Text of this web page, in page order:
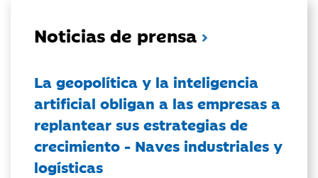
Noticias de prensa
La geopolítica y la inteligencia
artificial obligan a las empresas a
replantear sus estrategias de
crecimiento - Naves industriales y
logísticas